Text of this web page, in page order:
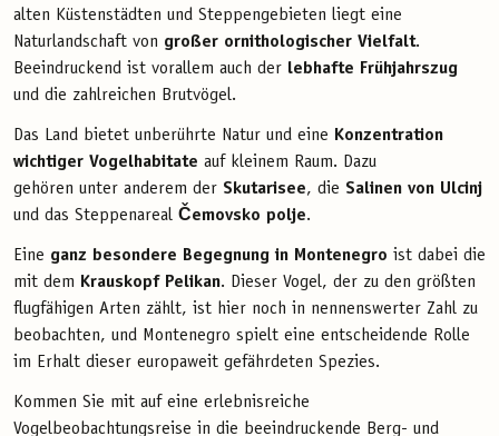
alten Küstenstädten und Steppengebieten liegt eine
Naturlandschaft von großer ornithologischer Vielfalt.
Beeindruckend ist vorallem auch der lebhafte Frühjahrszug
und die zahlreichen Brutvögel.
Das Land bietet unberührte Natur und eine Konzentration
wichtiger Vogelhabitate auf kleinem Raum. Dazu
gehören unter anderem der Skutarisee, die Salinen von Ulcinj
und das Steppenareal Čemovsko polje.
Eine ganz besondere Begegnung in Montenegro ist dabei die
mit dem Krauskopf Pelikan. Dieser Vogel, der zu den größten
flugfähigen Arten zählt, ist hier noch in nennenswerter Zahl zu
beobachten, und Montenegro spielt eine entscheidende Rolle
im Erhalt dieser europaweit gefährdeten Spezies.
Kommen Sie mit auf eine erlebnisreiche
Vogelbeobachtungsreise in die beeindruckende Berg- und